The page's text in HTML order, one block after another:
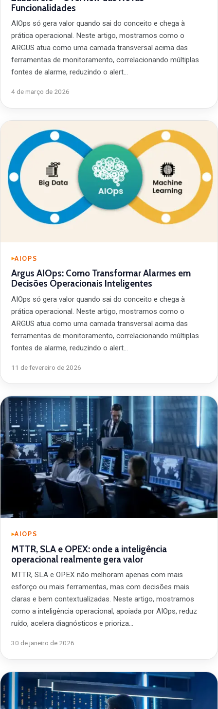
Funcionalidades
AIOps só gera valor quando sai do conceito e chega à
prática operacional. Neste artigo, mostramos como o
ARGUS atua como uma camada transversal acima das
ferramentas de monitoramento, correlacionando múltiplas
fontes de alarme, reduzindo o alert…
4 de março de 2026
AIOPS
Argus AIOps: Como Transformar Alarmes em
Decisões Operacionais Inteligentes
AIOps só gera valor quando sai do conceito e chega à
prática operacional. Neste artigo, mostramos como o
ARGUS atua como uma camada transversal acima das
ferramentas de monitoramento, correlacionando múltiplas
fontes de alarme, reduzindo o alert…
11 de fevereiro de 2026
AIOPS
MTTR, SLA e OPEX: onde a inteligência
operacional realmente gera valor
MTTR, SLA e OPEX não melhoram apenas com mais
esforço ou mais ferramentas, mas com decisões mais
claras e bem contextualizadas. Neste artigo, mostramos
como a inteligência operacional, apoiada por AIOps, reduz
ruído, acelera diagnósticos e prioriza…
30 de janeiro de 2026